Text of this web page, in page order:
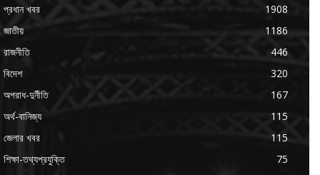
প্রধান খবর
1908
জাতীয়
1186
রাজনীতি
446
বিদেশ
320
অপরাধ-দুর্নীতি
167
অর্থ-বানিজ্য
115
জেলার খবর
115
শিক্ষা-তথ্যপ্রযুক্তি
75